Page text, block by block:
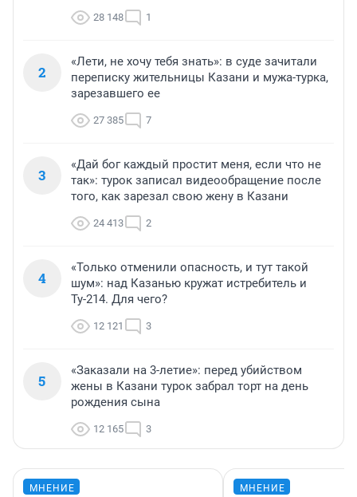
28 148 1
2
«Лети, не хочу тебя знать»: в суде зачитали
переписку жительницы Казани и мужа-турка,
зарезавшего ее
27 385 7
3
«Дай бог каждый простит меня, если что не
так»: турок записал видеообращение после
того, как зарезал свою жену в Казани
24 413 2
4
«Только отменили опасность, и тут такой
шум»: над Казанью кружат истребитель и
Ту-214. Для чего?
12 121 3
5
«Заказали на 3-летие»: перед убийством
жены в Казани турок забрал торт на день
рождения сына
12 165 3
МНЕНИЕ МНЕНИЕ